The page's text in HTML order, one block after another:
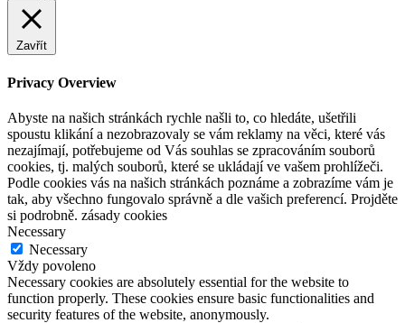
Zavřít
Privacy Overview
Abyste na našich stránkách rychle našli to, co hledáte, ušetřili
spoustu klikání a nezobrazovaly se vám reklamy na věci, které vás
nezajímají, potřebujeme od Vás souhlas se zpracováním souborů
cookies, tj. malých souborů, které se ukládají ve vašem prohlížeči.
Podle cookies vás na našich stránkách poznáme a zobrazíme vám je
tak, aby všechno fungovalo správně a dle vašich preferencí. Projděte
si podrobně. zásady cookies
Necessary
Necessary
Vždy povoleno
Necessary cookies are absolutely essential for the website to
function properly. These cookies ensure basic functionalities and
security features of the website, anonymously.